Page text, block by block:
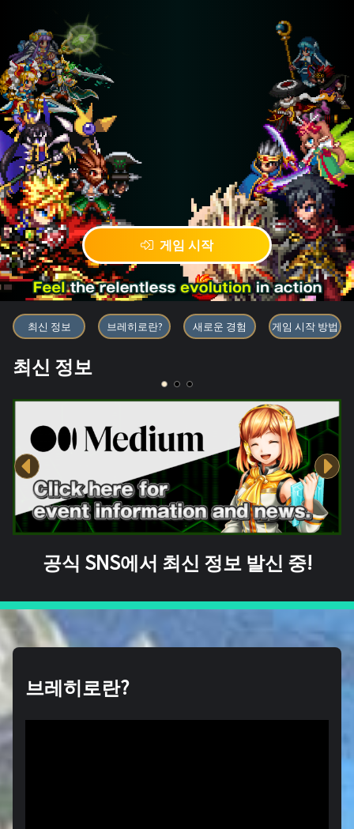
게임 시작
블록체인 게임 「BRAVE
최신 정보 브레히로란? 새로운 경험 게임 시작 방법
최신 정보
공식 SNS에서 최신 정보 발신 중!
브레히로란?